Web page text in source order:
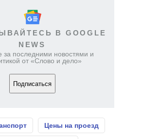
В GOOGLE
NEWS
за последними новостями и
от «Слово и дело»
Подписаться
Цены на проезд